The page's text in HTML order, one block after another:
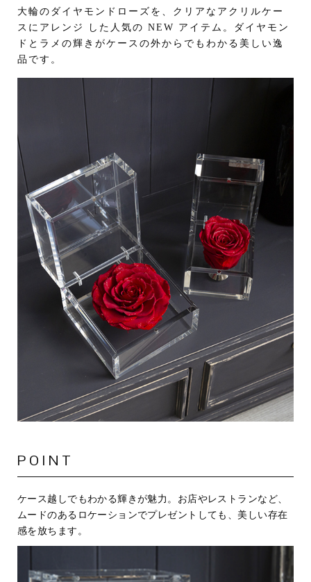
大輪のダイヤモンドローズを、クリアなアクリルケー
スにアレンジ した人気の NEW アイテム。ダイヤモン
ドとラメの輝きがケースの外からでもわかる美しい逸
品です。
POINT
ケース越しでもわかる輝きが魅力。お店やレストランなど、
ムードのあるロケーションでプレゼントしても、美しい存在
感を放ちます。